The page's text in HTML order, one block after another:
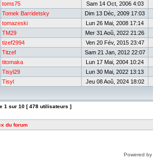
toms75 Sam 14 Oct, 2006 4:03
Tomek Barridetsky Dim 13 Déc, 2009 17:03
tomazeski Lun 26 Mai, 2008 17:14
TM29 Mer 31 Aoû, 2022 21:26
tizef2994 Ven 20 Fév, 2015 23:47
Titzef Sam 21 Jan, 2012 22:07
titomaka Lun 17 Mai, 2004 10:24
Tisyl29 Lun 30 Mai, 2022 13:13
Tisyl Jeu 08 Aoû, 2024 18:02
1 sur 10 [ 478 utilisateurs ]
du forum
Powered by